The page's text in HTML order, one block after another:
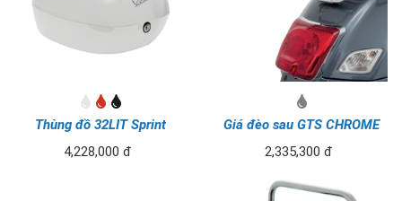
Thùng đồ 32LIT Sprint
4,228,000 đ
Giá đèo sau GTS CHROME
2,335,300 đ